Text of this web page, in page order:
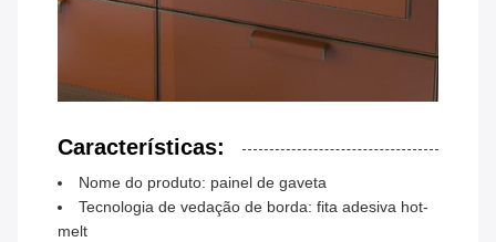
Características:
Nome do produto: painel de gaveta
Tecnologia de vedação de borda: fita adesiva hot-
melt